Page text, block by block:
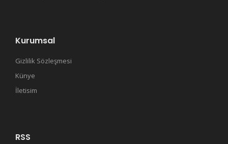
Kurumsal
Gizlilik Sözleşmesi
Künye
İletisim
RSS